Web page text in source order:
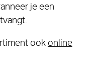
je een
ook online